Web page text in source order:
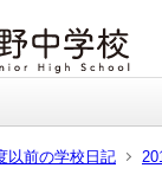
以前の学校日記